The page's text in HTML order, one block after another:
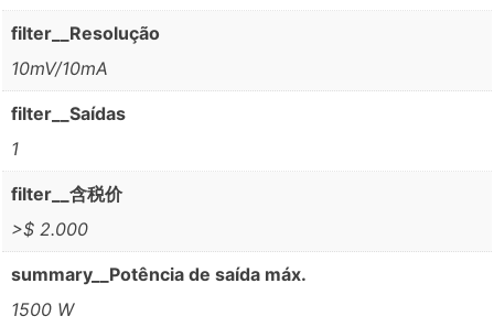
filter__Resolução
10mV/10mA
filter__Saídas
1
filter__含税价
>$ 2.000
summary__Potência de saída máx.
1500 W